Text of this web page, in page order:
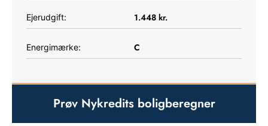
Ejerudgift: 1.448 kr.
Energimærke: C
Prøv Nykredits boligberegner